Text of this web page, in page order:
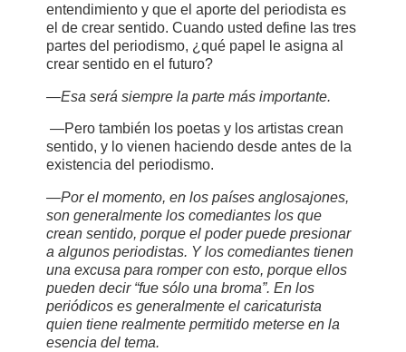
entendimiento y que el aporte del periodista es
el de crear sentido. Cuando usted define las tres
partes del periodismo, ¿qué papel le asigna al
crear sentido en el futuro?
—Esa será siempre la parte más importante.
—Pero también los poetas y los artistas crean
sentido, y lo vienen haciendo desde antes de la
existencia del periodismo.
—Por el momento, en los países anglosajones,
son generalmente los comediantes los que
crean sentido, porque el poder puede presionar
a algunos periodistas. Y los comediantes tienen
una excusa para romper con esto, porque ellos
pueden decir “fue sólo una broma”. En los
periódicos es generalmente el caricaturista
quien tiene realmente permitido meterse en la
esencia del tema.